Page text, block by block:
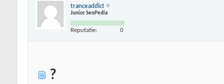
tranceaddict
Junior SeoPedia
Reputatie: 0
?